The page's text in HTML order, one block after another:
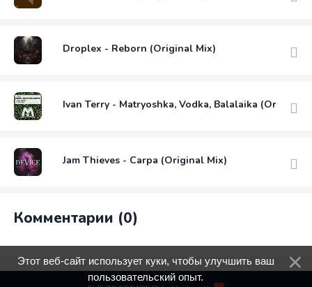
Droplex - Reborn (Original Mix)
Ivan Terry - Matryoshka, Vodka, Balalaika (Original
Jam Thieves - Carpa (Original Mix)
Комментарии (0)
Этот веб-сайт использует куки, чтобы улучшить ваш
пользовательский опыт.